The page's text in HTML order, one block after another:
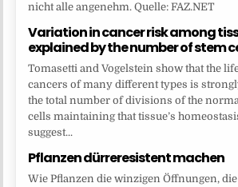
nicht alle angenehm. Quelle: FAZ.NET
Variation in cancer risk among
explained by the number of stem
Tomasetti and Vogelstein show that the
cancers of many different types is
the total number of divisions of the
cells maintaining that tissue’s
suggest...
Pflanzen dürreresistent machen
Wie Pflanzen die winzigen Öffnungen,